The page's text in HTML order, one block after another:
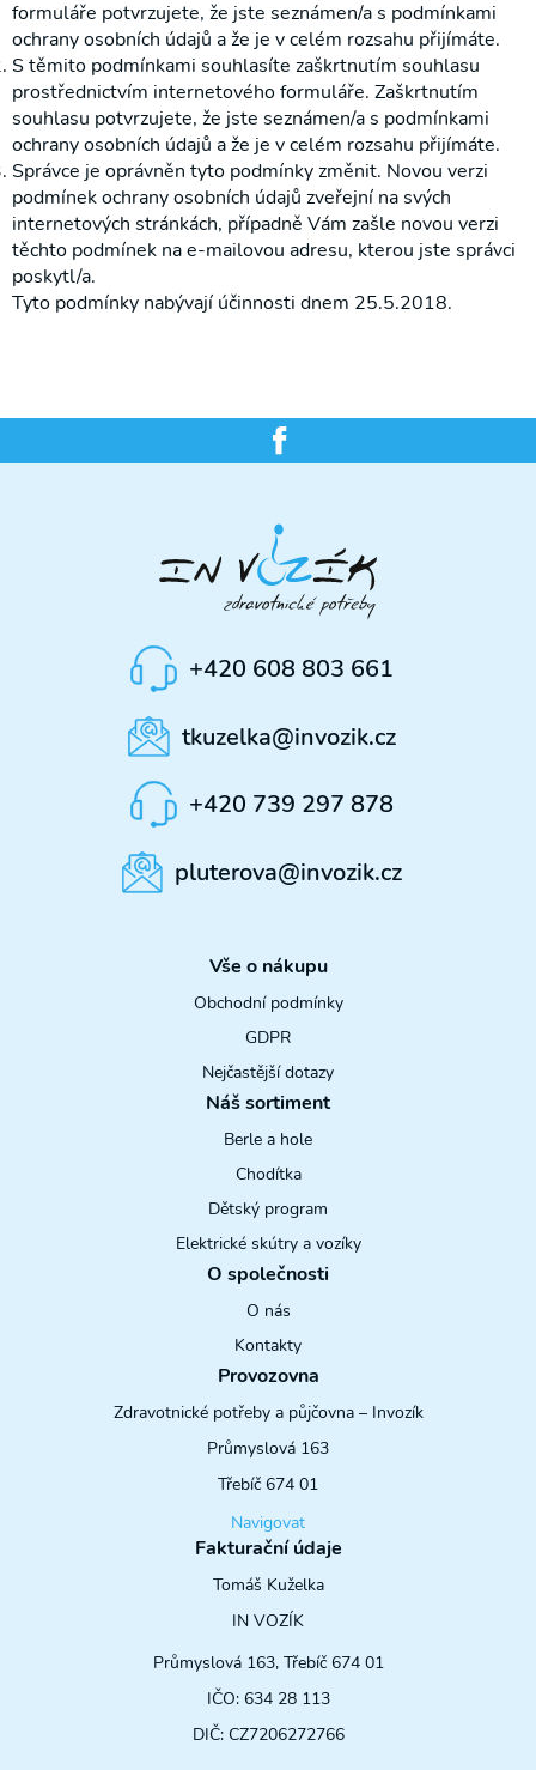
formuláře potvrzujete, že jste seznámen/a s podmínkami
ochrany osobních údajů a že je v celém rozsahu přijímáte.
S těmito podmínkami souhlasíte zaškrtnutím souhlasu
prostřednictvím internetového formuláře. Zaškrtnutím
souhlasu potvrzujete, že jste seznámen/a s podmínkami
ochrany osobních údajů a že je v celém rozsahu přijímáte.
Správce je oprávněn tyto podmínky změnit. Novou verzi
podmínek ochrany osobních údajů zveřejní na svých
internetových stránkách, případně Vám zašle novou verzi
těchto podmínek na e-mailovou adresu, kterou jste správci
poskytl/a.
Tyto podmínky nabývají účinnosti dnem 25.5.2018.
+420 608 803 661
tkuzelka@invozik.cz
+420 739 297 878
pluterova@invozik.cz
Vše o nákupu
Obchodní podmínky
GDPR
Nejčastější dotazy
Náš sortiment
Berle a hole
Chodítka
Dětský program
Elektrické skútry a vozíky
O společnosti
O nás
Kontakty
Provozovna
Zdravotnické potřeby a půjčovna – Invozík
Průmyslová 163
Třebíč 674 01
Navigovat
Fakturační údaje
Tomáš Kuželka
IN VOZÍK
Průmyslová 163, Třebíč 674 01
IČO: 634 28 113
DIČ: CZ7206272766